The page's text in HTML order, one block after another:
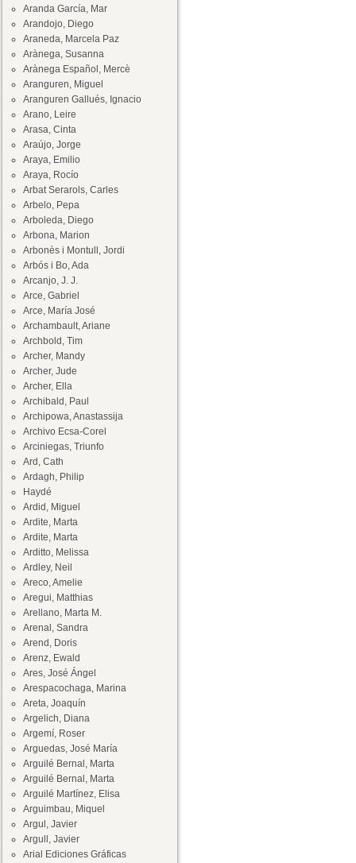
Aranda García, Mar
Arandojo, Diego
Araneda, Marcela Paz
Arànega, Susanna
Arànega Español, Mercè
Aranguren, Miguel
Aranguren Gallués, Ignacio
Arano, Leire
Arasa, Cinta
Araújo, Jorge
Araya, Emilio
Araya, Rocío
Arbat Serarols, Carles
Arbelo, Pepa
Arboleda, Diego
Arbona, Marion
Arbonès i Montull, Jordi
Arbós i Bo, Ada
Arcanjo, J. J.
Arce, Gabriel
Arce, María José
Archambault, Ariane
Archbold, Tim
Archer, Mandy
Archer, Jude
Archer, Ella
Archibald, Paul
Archipowa, Anastassija
Archivo Ecsa-Corel
Arciniegas, Triunfo
Ard, Cath
Ardagh, Philip
Haydé
Ardid, Miguel
Ardite, Marta
Ardite, Marta
Arditto, Melissa
Ardley, Neil
Areco, Amelie
Aregui, Matthias
Arellano, Marta M.
Arenal, Sandra
Arend, Doris
Arenz, Ewald
Ares, José Ángel
Arespacochaga, Marina
Areta, Joaquín
Argelich, Diana
Argemí, Roser
Arguedas, José María
Arguilé Bernal, Marta
Arguilé Bernal, Marta
Arguilé Martínez, Elisa
Arguimbau, Miquel
Argul, Javier
Argull, Javier
Arial Ediciones Gráficas